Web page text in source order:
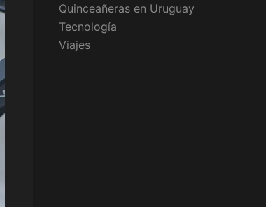
Quinceañeras en Uruguay
Tecnología
Viajes